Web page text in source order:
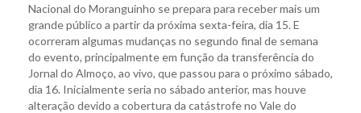
Nacional do Moranguinho se prepara para receber mais um
grande público a partir da próxima sexta-feira, dia 15. E
ocorreram algumas mudanças no segundo final de semana
do evento, principalmente em função da transferência do
Jornal do Almoço, ao vivo, que passou para o próximo sábado,
dia 16. Inicialmente seria no sábado anterior, mas houve
alteração devido a cobertura da catástrofe no Vale do